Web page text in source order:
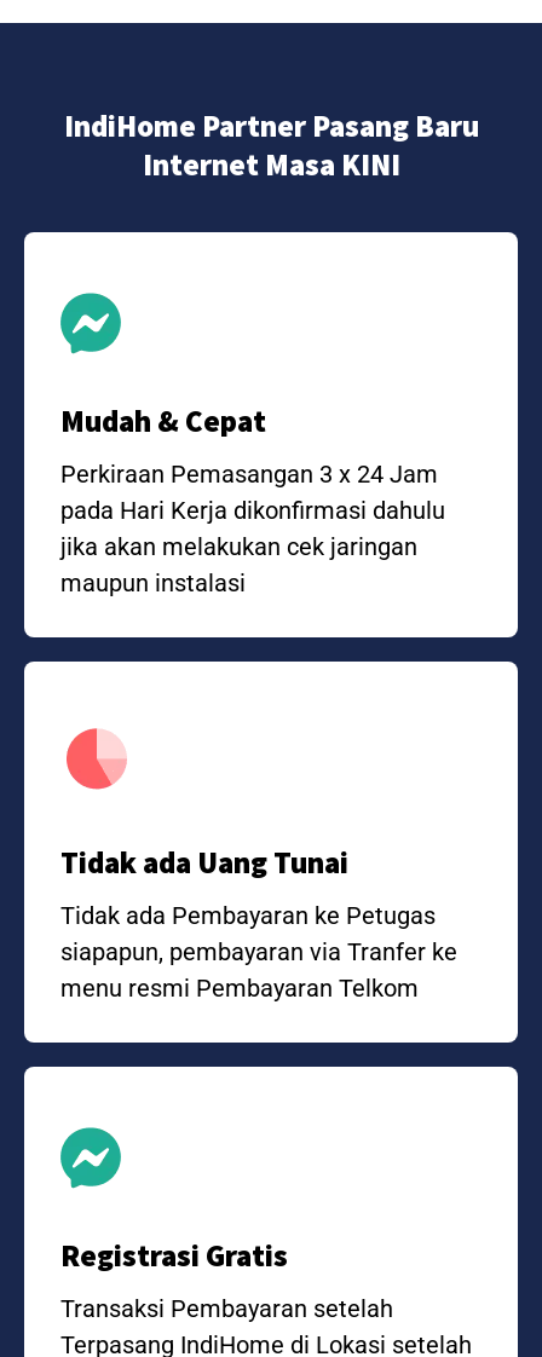
IndiHome Partner Pasang Baru
Internet Masa KINI
Mudah & Cepat
Perkiraan Pemasangan 3 x 24 Jam
pada Hari Kerja dikonfirmasi dahulu
jika akan melakukan cek jaringan
maupun instalasi
Tidak ada Uang Tunai
Tidak ada Pembayaran ke Petugas
siapapun, pembayaran via Tranfer ke
menu resmi Pembayaran Telkom
Registrasi Gratis
Transaksi Pembayaran setelah
Terpasang IndiHome di Lokasi setelah